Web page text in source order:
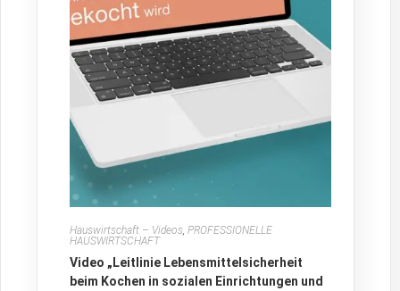
Hauswirtschaft – Videos,PROFESSIONELLE
HAUSWIRTSCHAFT
Video „Leitlinie Lebensmittelsicherheit
beim Kochen in sozialen Einrichtungen und